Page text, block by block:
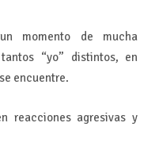
momento de mucha
“yo” distintos, en
encuentre.
reacciones agresivas y